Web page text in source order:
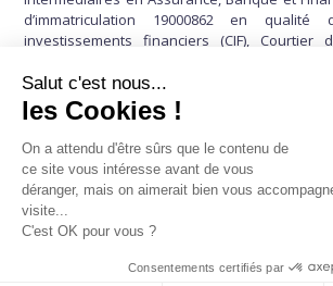
d’immatriculation 19000862 en
investissements financiers (CIF), Courtier
paiement – Enregistrée sous le numéro
Compagnie CIF – association agréée par
Financiers – Enregistrée auprès de la CNCEF
Compagnie IOBSP – associations agréées par
financière et Responsabilité Civile
.n°113516430 souscrite auprès de MMA
Mutuelles / MMA IARD – Carte de Transactions
7501 2019 000 039 646 délivrée par la CCI de
© 2026, LAJUS & ASSOCIÉS –
Salut c'est nous...
les Cookies !
On a attendu d'être sûrs que le contenu de
ce site vous intéresse avant de vous
déranger, mais on aimerait bien vous
visite...
C'est OK pour vous ?
Consentements certifiés par